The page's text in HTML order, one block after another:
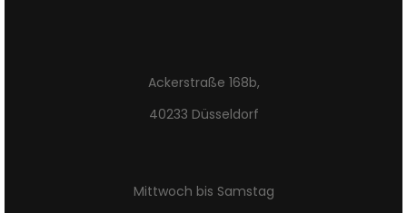
Ackerstraße 168b,
40233 Düsseldorf
Mittwoch bis Samstag